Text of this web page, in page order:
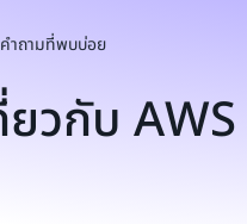
คำถามที่พบบ่อย
วกับ AWS